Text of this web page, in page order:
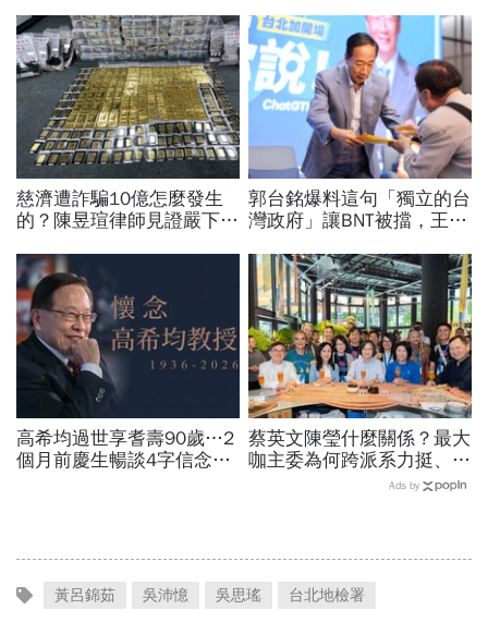
慈濟遭詐騙10億怎麼發生
的？陳昱瑄律師見證嚴下跪
金，洗錢手法曝光…慈濟回
應了
郭台銘爆料這句「獨立的台
灣政府」讓BNT被擋，王必
董的信不是這樣寫
高希均過世享耆壽90歲…2
個月前慶生暢談4字信念，
蔡英文陳瑩什麼關係？最大
咖主委為何跨派系力挺、連
饒慶鈴都曬合照...同場背後
Ads by
黃呂錦茹 吳沛憶 吳思瑤 台北地檢署